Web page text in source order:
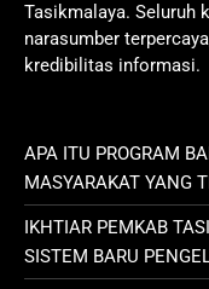
Tasikmalaya. Seluruh
narasumber
kredibilitas informasi.
APA ITU PROGRAM
MASYARAKAT YANG
IKHTIAR PEMKAB
SISTEM BARU